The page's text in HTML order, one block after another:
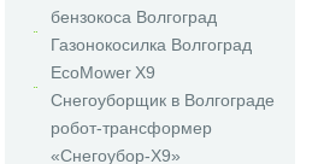
бензокоса Волгоград
Газонокосилка Волгоград
EcoMower X9
Снегоуборщик в Волгограде
робот‑трансформер
«Снегоубор‑X9»